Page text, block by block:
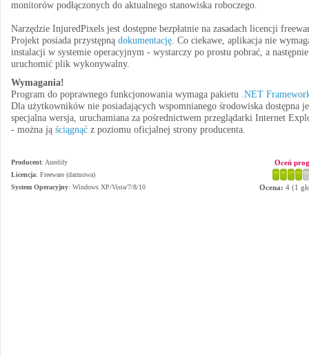
monitorów podłączonych do aktualnego stanowiska roboczego.
Narzędzie InjuredPixels jest dostępne bezpłatnie na zasadach licencji
Projekt posiada przystępną dokumentację. Co ciekawe, aplikacja nie
instalacji w systemie operacyjnym - wystarczy po prostu pobrać, a następnie
uruchomić plik wykonywalny.
Wymagania!
Program do poprawnego funkcjonowania wymaga pakietu .NET
Dla użytkowników nie posiadających wspomnianego środowiska dostępna
specjalna wersja, uruchamiana za pośrednictwem przeglądarki Internet
- można ją ściągnąć z poziomu oficjalnej strony producenta.
Producent: Aurelify
Licencja: Freeware (darmowa)
System Operacyjny: Windows XP/Vista/7/8/10
Oceń
Ocena: 4 (1